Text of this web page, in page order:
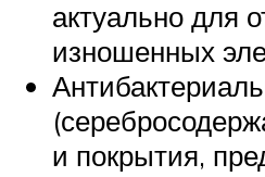
актуально для
изношенных
и покрытия,